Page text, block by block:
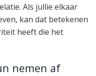
Als jullie elkaar
kan dat betekenen
heeft die het
nemen af